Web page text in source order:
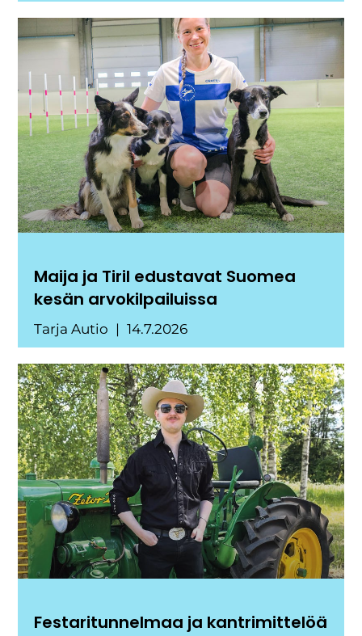
Maija ja Tiril edustavat Suomea
kesän arvokilpailuissa
Tarja Autio 14.7.2026
Festaritunnelmaa ja kantrimittelöä